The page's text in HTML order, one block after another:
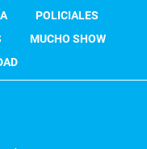
POLICIALES
MUCHO SHOW